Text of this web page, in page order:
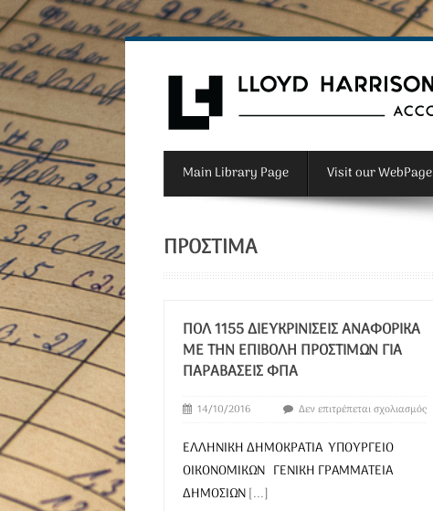
Main Library Page Visit our WebPage
ΠΡΌΣΤΙΜΑ
ΠΟΛ 1155 ΔΙΕΥΚΡΙΝΊΣΕΙΣ ΑΝΑΦΟΡΙΚΆ
ΜΕ ΤΗΝ ΕΠΙΒΟΛΉ ΠΡΟΣΤΊΜΩΝ ΓΙΑ
ΠΑΡΑΒΆΣΕΙΣ ΦΠΑ
14/10/2016 Δεν επιτρέπεται σχολιασμός
ΕΛΛΗΝΙΚΗ ΔΗΜΟΚΡΑΤΙΑ ΥΠΟΥΡΓΕΙΟ
ΟΙΚΟΝΟΜΙΚΩΝ ΓΕΝΙΚΗ ΓΡΑΜΜΑΤΕΙΑ
ΔΗΜΟΣΙΩΝ[...]